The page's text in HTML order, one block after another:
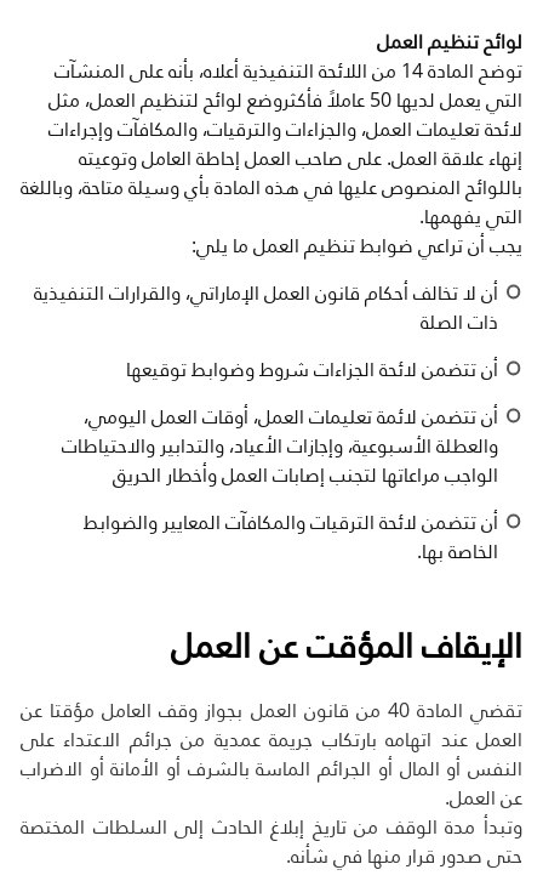
لوائح تنظيم العمل
توضح المادة 14 من اللائحة التنفيذية أعلاه، بأنه على المنشآت
التي يعمل لديها 50 عاملاً فأكثروضع لوائح لتنظيم العمل، مثل
لائحة تعليمات العمل، والجزاءات والترقيات، والمكافآت وإجراءات
إنهاء علاقة العمل. على صاحب العمل إحاطة العامل وتوعيته
باللوائح المنصوص عليها في هذه المادة بأي وسيلة متاحة، وباللغة
التي يفهمها.
يجب أن تراعي ضوابط تنظيم العمل ما يلي:
أن لا تخالف أحكام قانون العمل الإماراتي، والقرارات التنفيذية
ذات الصلة
أن تتضمن لائحة الجزاءات شروط وضوابط توقيعها
أن تتضمن لائمة تعليمات العمل، أوقات العمل اليومي،
والعطلة الأسبوعية، وإجازات الأعياد، والتدابير والاحتياطات
الواجب مراعاتها لتجنب إصابات العمل وأخطار الحريق
أن تتضمن لائحة الترقيات والمكافآت المعايير والضوابط
الخاصة بها.
الإيقاف المؤقت عن العمل
تقضي المادة 40 من قانون العمل بجواز وقف العامل مؤقتا عن
العمل عند اتهامه بارتكاب جريمة عمدية من جرائم الاعتداء على
النفس أو المال أو الجرائم الماسة بالشرف أو الأمانة أو الاضراب
عن العمل.
وتبدأ مدة الوقف من تاريخ إبلاغ الحادث إلى السلطات المختصة
حتى صدور قرار منها في شأنه.